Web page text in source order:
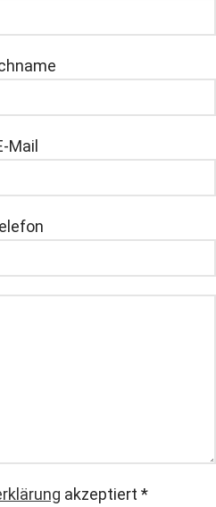
Mail
akzeptiert *